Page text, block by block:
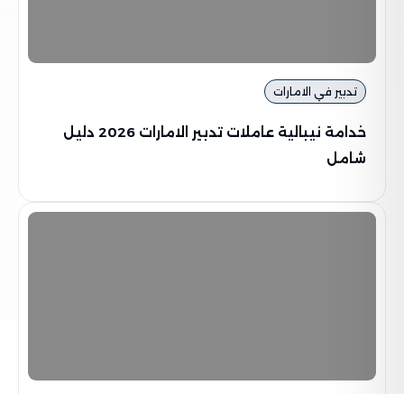
تدبير في الامارات
خدامة نيبالية عاملات تدبير الامارات 2026 دليل
شامل